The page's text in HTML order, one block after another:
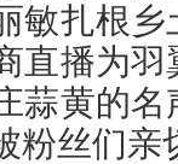
敏扎根
直播为
蒜黄的
粉丝们亲